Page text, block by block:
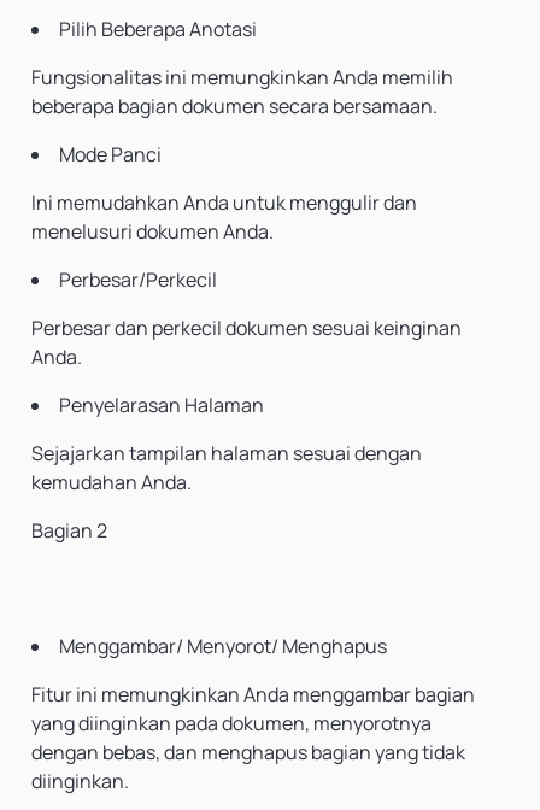
Pilih Beberapa Anotasi
Fungsionalitas ini memungkinkan Anda memilih
beberapa bagian dokumen secara bersamaan.
Mode Panci
Ini memudahkan Anda untuk menggulir dan
menelusuri dokumen Anda.
Perbesar/Perkecil
Perbesar dan perkecil dokumen sesuai keinginan
Anda.
Penyelarasan Halaman
Sejajarkan tampilan halaman sesuai dengan
kemudahan Anda.
Bagian 2
Menggambar/ Menyorot/ Menghapus
Fitur ini memungkinkan Anda menggambar bagian
yang diinginkan pada dokumen, menyorotnya
dengan bebas, dan menghapus bagian yang tidak
diinginkan.